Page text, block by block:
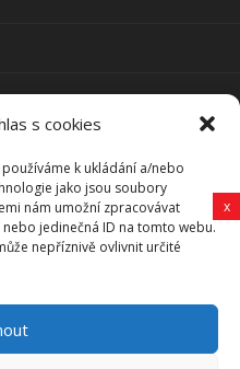
s cookies
k ukládání a/nebo
jako jsou soubory
nám umožní zpracovávat
jedinečná ID na tomto webu.
nepříznivě ovlivnit určité
z Vysočiny
x